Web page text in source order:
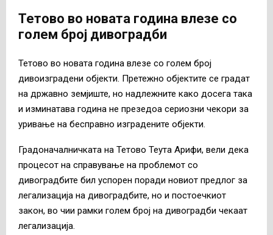
Тетово во новата година влезе со
голем број дивоградби
Тетово во новата година влезе со голем број
дивоизградени објекти. Претежно објектите се градат
на државно земјиште, но надлежните како досега така
и изминатава година не презедоа сериозни чекори за
уривање на бесправно изградените објекти.
Градоначалничката на Тетово Теута Арифи, вели дека
процесот на справување на проблемот со
дивоградбите бил успорен поради новиот предлог за
легализација на дивоградбите, но и постоечкиот
закон, во чии рамки голем број на дивоградби чекаат
легализација.